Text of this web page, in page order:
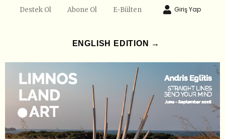
Destek Ol Abone Ol E-Bülten Giriş Yap
ENGLISH EDITION →